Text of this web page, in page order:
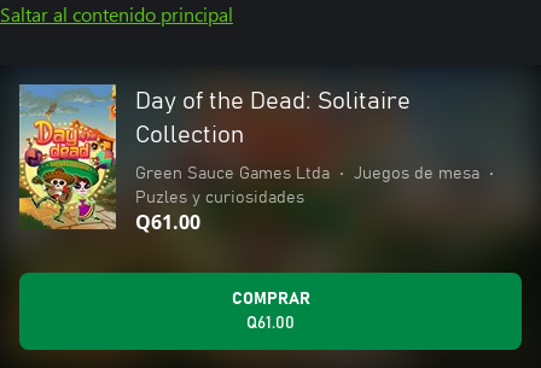
Saltar al contenido principal
Day of the Dead: Solitaire
Collection
Green Sauce Games Ltda • Juegos de mesa
•
Puzles y curiosidades
Q61.00
COMPRAR
Q61.00